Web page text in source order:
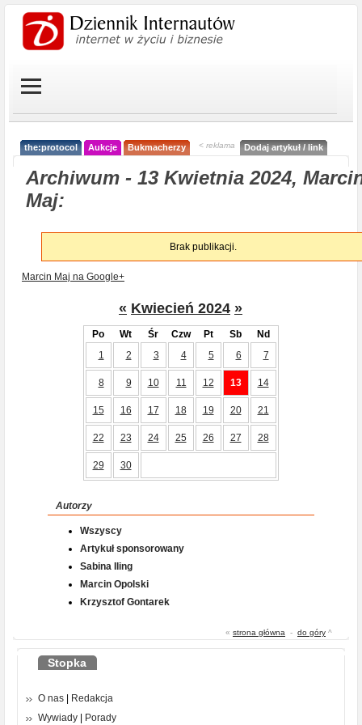
the:protocol Aukcje Bukmacherzy < reklama Dodaj artykuł / link
Archiwum - 13 Kwietnia 2024,
Maj:
Brak publikacji.
Marcin Maj na Google+
« Kwiecień 2024 »
Po Wt Śr Czw Pt Sb
Nd
1
2 3 4 5 6 7
8 9 10 11 12 13 14
15 16 17 18 19 20 21
22 23 24 25 26 27 28
29 30
Autorzy
Wszyscy
Artykuł sponsorowany
Sabina Iling
Marcin Opolski
Krzysztof Gontarek
« strona główna - do góry ^
Stopka
O nas
Redakcja
Wywiady
Porady